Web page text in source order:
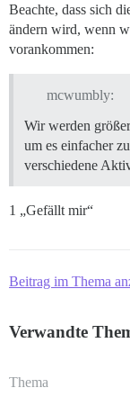
Beachte, dass sich
ändern wird, wenn
vorankommen:
mcwumbly:
Wir werden
um es einfacher
verschiedene
1 „Gefällt mir“
Beitrag im Thema
Verwandte
Thema